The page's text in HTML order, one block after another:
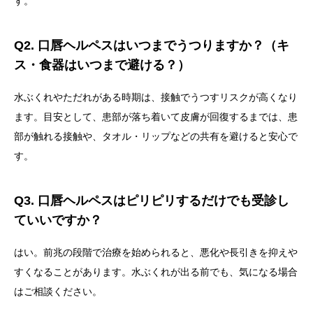
Q2. 口唇ヘルペスはいつまでうつりますか？（キ
ス・食器はいつまで避ける？）
水ぶくれやただれがある時期は、接触でうつすリスクが高くなり
ます。目安として、患部が落ち着いて皮膚が回復するまでは、患
部が触れる接触や、タオル・リップなどの共有を避けると安心で
す。
Q3. 口唇ヘルペスはピリピリするだけでも受診し
ていいですか？
はい。前兆の段階で治療を始められると、悪化や長引きを抑えや
すくなることがあります。水ぶくれが出る前でも、気になる場合
はご相談ください。